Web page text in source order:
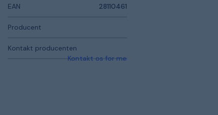
EAN 28110461
Producent
Kontakt producenten
Kontakt os for mere information